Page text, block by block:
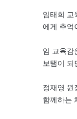
임태희 교
에게 추억
임 교육감
보탬이 되
정재영 원
함께하는